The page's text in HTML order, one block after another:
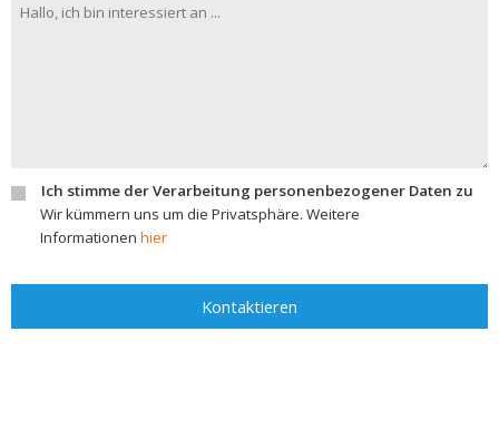
Ich stimme der Verarbeitung personenbezogener Daten zu
Wir kümmern uns um die Privatsphäre. Weitere
Informationen hier
Kontaktieren